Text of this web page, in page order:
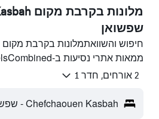
שפשואן
ממאות אתרי נסיעות ב-HotelsCombined.
2 אורחים, חדר 1
Chefchaouen Kasbah - שפשואן, מרוקו